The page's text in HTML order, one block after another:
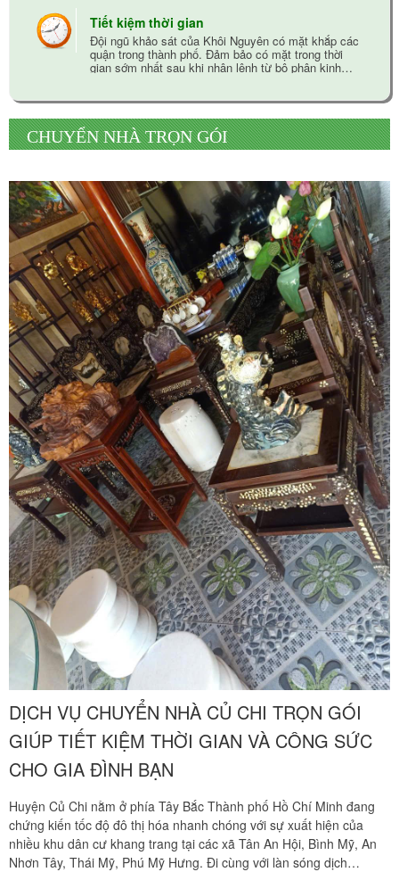
Tiết kiệm thời gian
Đội ngũ khảo sát của Khôi Nguyên có mặt khắp các
quận trong thành phố. Đảm bảo có mặt trong thời
gian sớm nhất sau khi nhận lệnh từ bộ phận kinh
CHUYỂN NHÀ TRỌN GÓI
DỊCH VỤ CHUYỂN NHÀ CỦ CHI TRỌN GÓI
GIÚP TIẾT KIỆM THỜI GIAN VÀ CÔNG SỨC
CHO GIA ĐÌNH BẠN
Huyện Củ Chi nằm ở phía Tây Bắc Thành phố Hồ Chí Minh đang
chứng kiến tốc độ đô thị hóa nhanh chóng với sự xuất hiện của
nhiều khu dân cư khang trang tại các xã Tân An Hội, Bình Mỹ, An
Nhơn Tây, Thái Mỹ, Phú Mỹ Hưng. Đi cùng với làn sóng dịch